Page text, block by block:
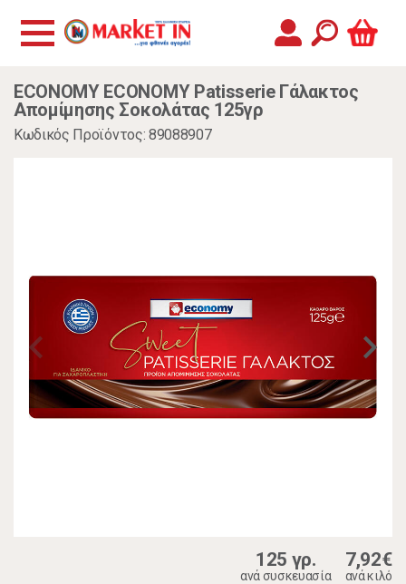
ECONOMY ECONOMY Patisserie Γάλακτος
Απομίμησης Σοκολάτας 125γρ
Κωδικός Προϊόντος: 89088907
125 γρ.
ανά συσκευασία
7,92€
ανά κιλό